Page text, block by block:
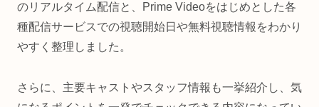
のリアルタイム配信と、Prime Videoをはじめとした各
種配信サービスでの視聴開始日や無料視聴情報をわかり
やすく整理しました。
さらに、主要キャストやスタッフ情報も一挙紹介し、気